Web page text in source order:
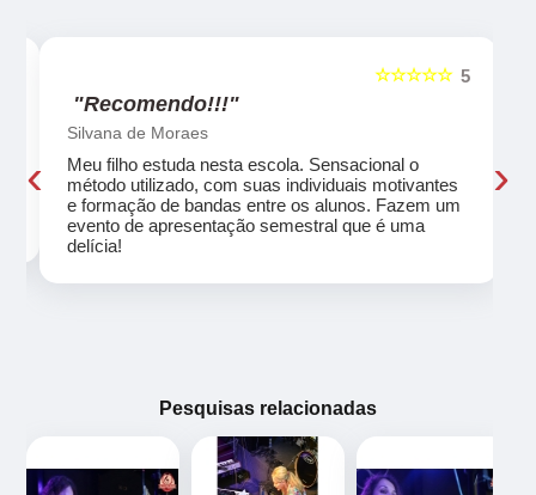
5
☆☆☆☆☆
"Recomendo!!!"
Silvana de Moraes
Meu filho estuda nesta escola. Sensacional o
método utilizado, com suas individuais motivantes
e formação de bandas entre os alunos. Fazem um
evento de apresentação semestral que é uma
delícia!
‹ ›
Pesquisas relacionadas